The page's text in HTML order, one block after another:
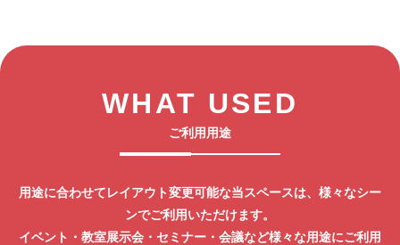
WHAT USED
ご利用用途
用途に合わせてレイアウト変更可能な当スペースは、様々なシー
ンでご利用いただけます。
イベント・教室展示会・セミナー・会議など様々な用途にご利用